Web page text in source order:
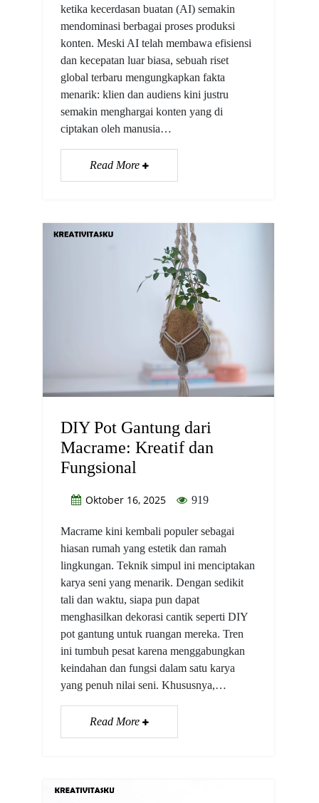
ketika kecerdasan buatan (AI) semakin
mendominasi berbagai proses produksi
konten. Meski AI telah membawa efisiensi
dan kecepatan luar biasa, sebuah riset
global terbaru mengungkapkan fakta
menarik: klien dan audiens kini justru
semakin menghargai konten yang di
ciptakan oleh manusia…
Read More
DIY Pot Gantung dari
Macrame: Kreatif dan
Fungsional
Oktober 16, 2025 919
Macrame kini kembali populer sebagai
hiasan rumah yang estetik dan ramah
lingkungan. Teknik simpul ini menciptakan
karya seni yang menarik. Dengan sedikit
tali dan waktu, siapa pun dapat
menghasilkan dekorasi cantik seperti DIY
pot gantung untuk ruangan mereka. Tren
ini tumbuh pesat karena menggabungkan
keindahan dan fungsi dalam satu karya
yang penuh nilai seni. Khususnya,…
Read More